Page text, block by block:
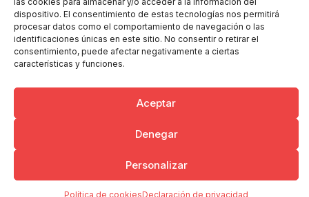
dispositivo. El consentimiento de estas tecnologías nos permitirá
procesar datos como el comportamiento de navegación o las
identificaciones únicas en este sitio. No consentir o retirar el
consentimiento, puede afectar negativamente a ciertas
características y funciones.
Aceptar
Denegar
Personalizar
Política de cookiesDeclaración de privacidad